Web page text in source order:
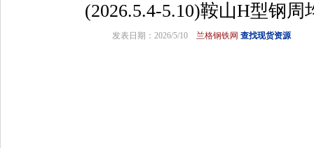
(2026.5.4-5.10)鞍山H型钢周
发表日期：2026/5/10 兰格钢铁网 查找现货资源